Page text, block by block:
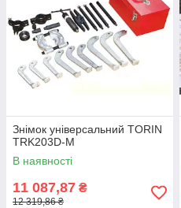
Знімок універсальний TORIN
TRK203D-M
В наявності
11 087,87 ₴
12 319,86 ₴